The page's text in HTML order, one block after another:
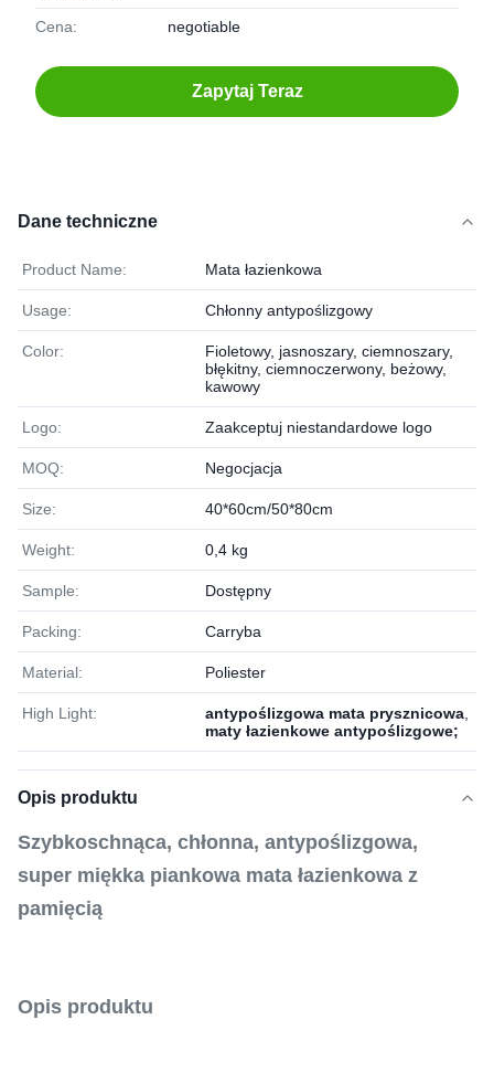
Cena: negotiable
Zapytaj Teraz
Dane techniczne
Product Name: Mata łazienkowa
Usage: Chłonny antypoślizgowy
Color:
Fioletowy, jasnoszary, ciemnoszary,
błękitny, ciemnoczerwony, beżowy,
kawowy
Logo: Zaakceptuj niestandardowe logo
MOQ: Negocjacja
Size: 40*60cm/50*80cm
Weight: 0,4 kg
Sample: Dostępny
Packing: Carryba
Material: Poliester
High Light: antypoślizgowa mata prysznicowa
maty łazienkowe antypoślizgowe;
Opis produktu
Szybkoschnąca, chłonna, antypoślizgowa,
super miękka piankowa mata łazienkowa z
pamięcią
Opis produktu